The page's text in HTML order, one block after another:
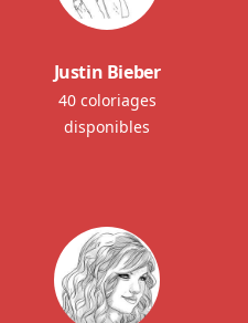
Justin Bieber
40 coloriages
disponibles